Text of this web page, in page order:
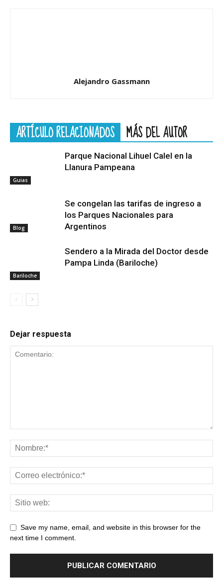
Alejandro Gassmann
ARTÍCULO RELACIONADOS MÁS DEL AUTOR
Guias
Parque Nacional Lihuel Calel en la
Llanura Pampeana
Blog
Se congelan las tarifas de ingreso a
los Parques Nacionales para
Argentinos
Bariloche
Sendero a la Mirada del Doctor desde
Pampa Linda (Bariloche)
Dejar respuesta
Save my name, email, and website in this browser for the
next time I comment.